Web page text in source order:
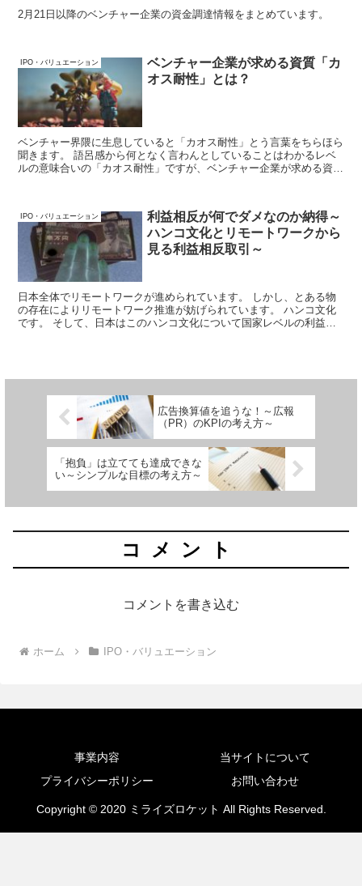
2月21日以降のベンチャー企業の資金調達情報をまとめています。
IPO・バリュエーション
ベンチャー企業が求める資質「カ
オス耐性」とは？
ベンチャー界隈に生息していると「カオス耐性」とう言葉をちらほら
聞きます。 語呂感から何となく言わんとしていることはわかるレベ
ルの意味合いの「カオス耐性」ですが、ベンチャー企業が求める資質
IPO・バリュエーション
利益相反が何でダメなのか納得～
ハンコ文化とリモートワークから
見る利益相反取引～
日本全体でリモートワークが進められています。 しかし、とある物
の存在によりリモートワーク推進が妨げられています。 ハンコ文化
です。 そして、日本はこのハンコ文化について国家レベルの利益相
広告換算値を追うな！～広報
（PR）のKPIの考え方～
「抱負」は立てても達成できな
い～シンプルな目標の考え方～
コメント
コメントを書き込む
ホーム IPO・バリュエーション
事業内容
当サイトについて
プライバシーポリシー
お問い合わせ
Copyright © 2020 ミライズロケット All Rights Reserved.